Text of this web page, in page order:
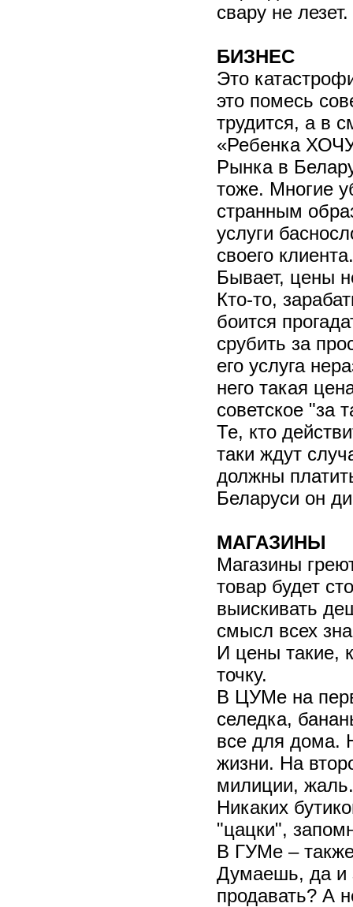
свару не
БИЗНЕС
Это
это помесь
трудится, а в
«Ребенка
Рынка в
тоже. Многие
странным
услуги
своего клиента.
Бывает, цены
Кто-то,
боится
срубить за
его услуга
него такая
советское "за
Те, кто
таки ждут
должны
Беларуси он
МАГАЗИНЫ
Магазины
товар будет
выискивать
смысл всех
И цены такие,
точку.
В ЦУМе на
селедка,
все для дома.
жизни. На
милиции,
Никаких
"цацки",
В ГУМе –
Думаешь, да и
продавать? А